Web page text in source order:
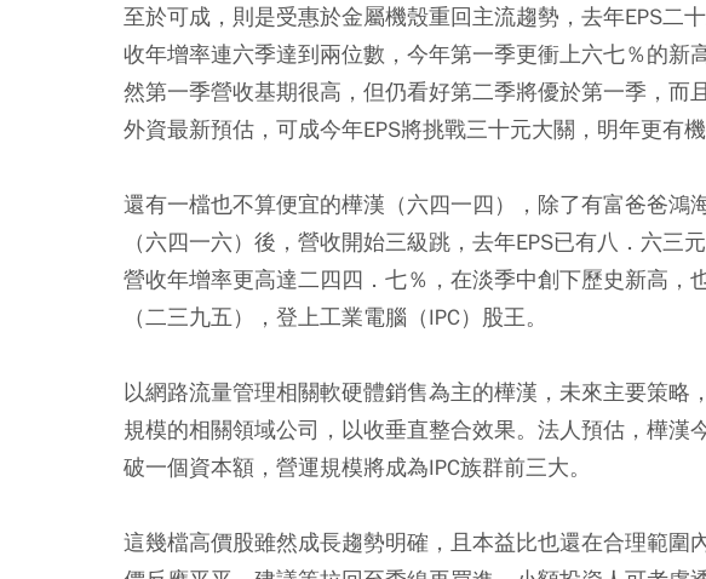
至於可成，則是受惠於金屬機殼重回主流趨勢，去年EPS二
收年增率連六季達到兩位數，今年第一季更衝上六七％的新
然第一季營收基期很高，但仍看好第二季將優於第一季，而
外資最新預估，可成今年EPS將挑戰三十元大關，明年更有機
還有一檔也不算便宜的樺漢（六四一四），除了有富爸爸鴻
（六四一六）後，營收開始三級跳，去年EPS已有八．六三
營收年增率更高達二四四．七％，在淡季中創下歷史新高，
（二三九五），登上工業電腦（IPC）股王。
以網路流量管理相關軟硬體銷售為主的樺漢，未來主要策略
規模的相關領域公司，以收垂直整合效果。法人預估，樺漢
破一個資本額，營運規模將成為IPC族群前三大。
這幾檔高價股雖然成長趨勢明確，且本益比也還在合理範圍